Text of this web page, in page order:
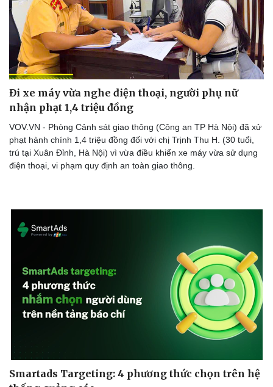
Doanh nghiệp
Thông tin doanh nghiệp
Doanh nghiệp 24h
Doanh nhân
Vì cộng đồng
Công nghệ
Sành điệu
Tin Công nghệ
Trải nghiệm
Đi xe máy vừa nghe điện thoại, người phụ nữ
nhận phạt 1,4 triệu đồng
VOV.VN - Phòng Cảnh sát giao thông (Công an TP Hà Nội) đã xử
phạt hành chính 1,4 triệu đồng đối với chị Trịnh Thu H. (30 tuổi,
trú tại Xuân Đỉnh, Hà Nội) vì vừa điều khiển xe máy vừa sử dụng
điện thoại, vi phạm quy định an toàn giao thông.
Smartads Targeting: 4 phương thức chọn trên hệ